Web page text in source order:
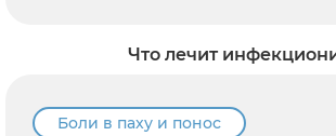
Что лечит
Боли в паху и понос